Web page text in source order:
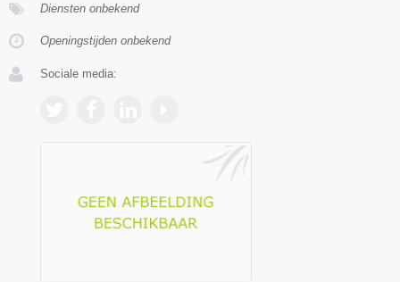
Diensten onbekend
Openingstijden onbekend
Sociale media: